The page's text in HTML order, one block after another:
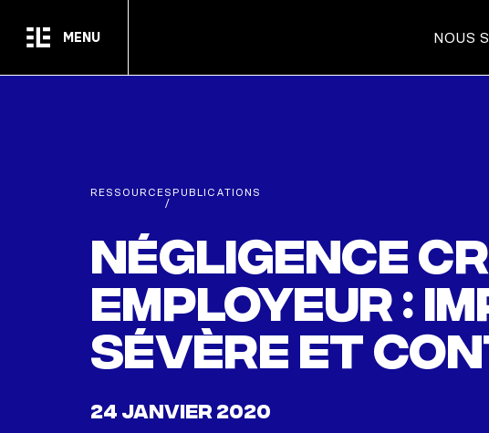
MENU NOUS
RESSOURCES
/
PUBLICATIONS
Négligence
employeur :
sévère et
24 JANVIER 2020